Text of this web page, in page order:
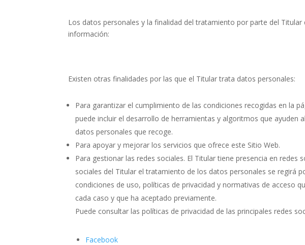
Los datos personales y la finalidad del tratamiento por parte del
información:
Existen otras finalidades por las que el Titular trata datos personales:
Para garantizar el cumplimiento de las condiciones recogidas en la
puede incluir el desarrollo de herramientas y algoritmos que ayuden
datos personales que recoge.
Para apoyar y mejorar los servicios que ofrece este Sitio Web.
Para gestionar las redes sociales. El Titular tiene presencia en redes
sociales del Titular el tratamiento de los datos personales se regirá
condiciones de uso, políticas de privacidad y normativas de acceso
cada caso y que ha aceptado previamente.
Puede consultar las políticas de privacidad de las principales redes
Facebook